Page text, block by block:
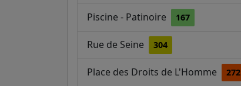
Piscine - Patinoire 167
Rue de Seine 304
Place des Droits de L'Homme 272